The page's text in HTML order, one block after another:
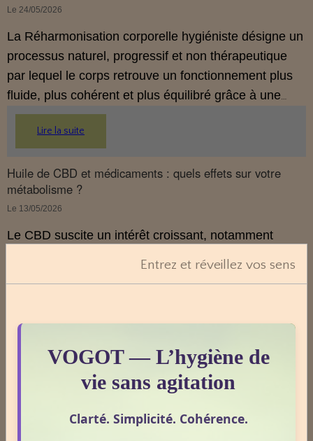
Le 24/05/2026
La Réharmonisation corporelle hygiéniste désigne un
processus naturel, progressif et non thérapeutique
par lequel le corps retrouve un fonctionnement plus
fluide, plus cohérent et plus équilibré grâce à une
hygiène de vie adaptée.
Lire la suite
Huile de CBD et médicaments : quels effets sur votre
métabolisme ?
Le 13/05/2026
Le CBD suscite un intérêt croissant, notamment
médicaments. Pourtant, la compréhension de ces
usages externes du CBD sont autorisés. Cet article
propose une mise au point claire et accessible pour
comprendre comment le CBD s’inscrit dans une
démarche de prévention, sans ingestion et sans
Lire la suite
CBD et douleurs – Apprenez à bien maîtriser le concept.
Le CBD suscite un intérêt croissant lorsqu’il est
Entrez et réveillez vos sens
VOGOT — L’hygiène de
vie sans agitation
Clarté. Simplicité. Cohérence.